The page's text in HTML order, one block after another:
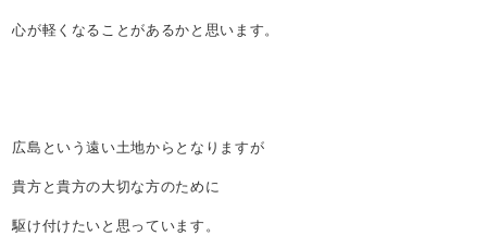
心が軽くなることがあるかと思います。
広島という遠い土地からとなりますが
貴方と貴方の大切な方のために
駆け付けたいと思っています。